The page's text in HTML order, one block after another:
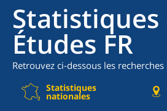
Statistiques
Études FR
Retrouvez ci-dessous les
Statistiques
nationales